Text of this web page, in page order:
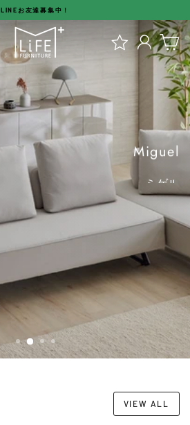
ス
ラ
イ
ョ
停
る
LINEお友達募集中！
【公
式】
エ
ム
ラ
イ
フ
フ
ァ
ニ
チ
ャ
ー
ログイ
Miguel
VIEW MORE
VIEW ALL